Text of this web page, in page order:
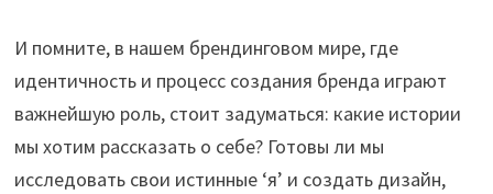
И помните, в нашем брендинговом мире, где
идентичность и процесс создания бренда играют
важнейшую роль, стоит задуматься: какие истории
мы хотим рассказать о себе? Готовы ли мы
исследовать свои истинные ‘я’ и создать дизайн,